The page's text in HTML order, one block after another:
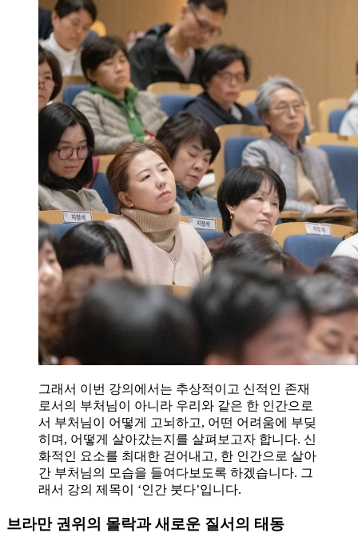
그래서 이번 강의에서는 추상적이고 신적인 존재
로서의 부처님이 아니라 우리와 같은 한 인간으로
서 부처님이 어떻게 고뇌하고, 어떤 어려움에 부딪
히며, 어떻게 살아갔는지를 살펴보고자 합니다. 신
화적인 요소를 최대한 걷어내고, 한 인간으로 살아
간 부처님의 모습을 들여다보도록 하겠습니다. 그
래서 강의 제목이 ‘인간 붓다’입니다.
브라만 권위의 몰락과 새로운 질서의 태동